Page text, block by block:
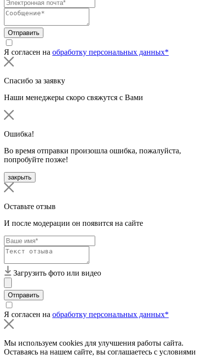
Отправить
Я согласен на обработку персональных данных*
Спасибо за заявку
Наши менеджеры скоро свяжутся с Вами
Ошибка!
Во время отправки произошла ошибка, пожалуйста,
попробуйте позже!
закрыть
Оставьте отзыв
И после модерации он появится на сайте
Загрузить фото или видео
Отправить
Я согласен на обработку персональных данных*
Мы используем cookies для улучшения работы сайта.
Оставаясь на нашем сайте, вы соглашаетесь с условиями